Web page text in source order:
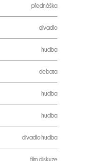
přednáška
divadlo
hudba
debata
hudba
hudba
divadlo hudba
filmdiskuze